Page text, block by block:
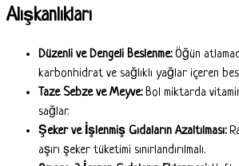
Alışkanlıkları
Düzenli ve Dengeli Beslenme:Öğün
karbonhidrat ve sağlıklı yağlar içeren
Taze Sebze ve Meyve:Bol miktarda
sağlar.
Şeker ve İşlenmiş Gıdaların Azaltılması:
aşırı şeker tüketimi sınırlandırılmalı.